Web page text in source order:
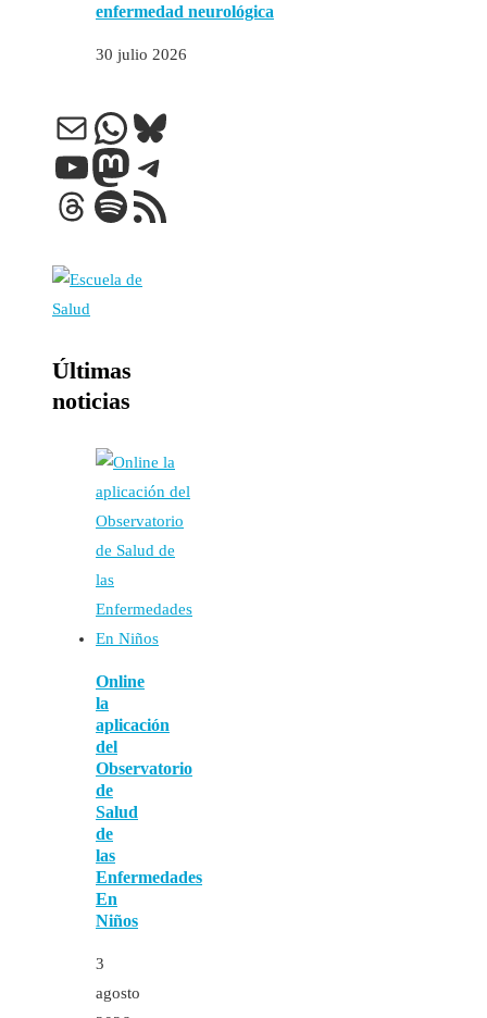
enfermedad neurológica
30 julio 2026
Correo electrónico
WhatsApp
Bluesky
YouTube
Mastodon
Telegram
Threads
Spotify
Feed RSS
Últimas
noticias
Online
la
aplicación
del
Observatorio
de
Salud
de
las
Enfermedades
En
Niños
3
agosto